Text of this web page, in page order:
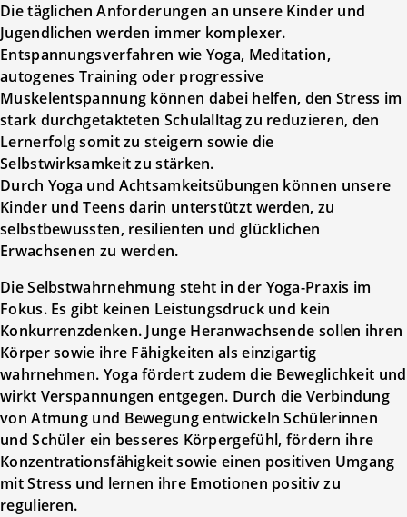
Die täglichen Anforderungen an unsere Kinder und
Jugendlichen werden immer komplexer.
Entspannungsverfahren wie Yoga, Meditation,
autogenes Training oder progressive
Muskelentspannung können dabei helfen, den Stress im
stark durchgetakteten Schulalltag zu reduzieren, den
Lernerfolg somit zu steigern sowie die
Selbstwirksamkeit zu stärken.
Durch Yoga und Achtsamkeitsübungen können unsere
Kinder und Teens darin unterstützt werden, zu
selbstbewussten, resilienten und glücklichen
Erwachsenen zu werden.
Die Selbstwahrnehmung steht in der Yoga-Praxis im
Fokus. Es gibt keinen Leistungsdruck und kein
Konkurrenzdenken. Junge Heranwachsende sollen ihren
Körper sowie ihre Fähigkeiten als einzigartig
wahrnehmen. Yoga fördert zudem die Beweglichkeit und
wirkt Verspannungen entgegen. Durch die Verbindung
von Atmung und Bewegung entwickeln Schülerinnen
und Schüler ein besseres Körpergefühl, fördern ihre
Konzentrationsfähigkeit sowie einen positiven Umgang
mit Stress und lernen ihre Emotionen positiv zu
regulieren.